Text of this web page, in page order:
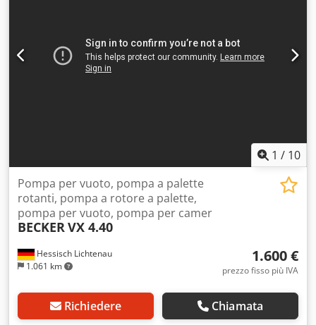
1 / 10
Hessisch Lichtenau
1.061 km
Pompa per vuoto, pompa a palette
rotanti, pompa a rotore a palette,
pompa per vuoto, pompa per camer
BECKERVX 4.40
1.600 €
prezzo fisso più IVA
Richiedere Chiamata